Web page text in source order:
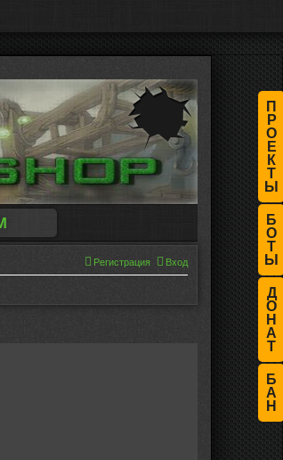
П
Р
О
Е
К
Т
Ы
Б
О
Т
Ы
Д
О
Н
А
Т
Б
А
Н
Вход
Регистрация